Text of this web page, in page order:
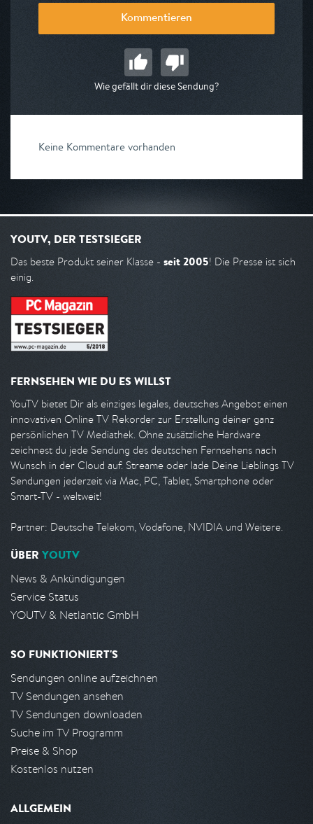
Kommentieren
Wie gefällt dir diese Sendung?
Keine Kommentare vorhanden
YOUTV, DER TESTSIEGER
Das beste Produkt seiner Klasse - seit 2005! Die Presse ist sich
einig.
FERNSEHEN WIE DU ES WILLST
YouTV bietet Dir als einziges legales, deutsches Angebot einen
innovativen Online TV Rekorder zur Erstellung deiner ganz
persönlichen TV Mediathek. Ohne zusätzliche Hardware
zeichnest du jede Sendung des deutschen Fernsehens nach
Wunsch in der Cloud auf. Streame oder lade Deine Lieblings TV
Sendungen jederzeit via Mac, PC, Tablet, Smartphone oder
Smart-TV - weltweit!
Partner: Deutsche Telekom, Vodafone, NVIDIA und Weitere.
ÜBER YOUTV
News & Ankündigungen
Service Status
YOUTV & Netlantic GmbH
SO FUNKTIONIERT'S
Sendungen online aufzeichnen
TV Sendungen ansehen
TV Sendungen downloaden
Suche im TV Programm
Preise & Shop
Kostenlos nutzen
ALLGEMEIN